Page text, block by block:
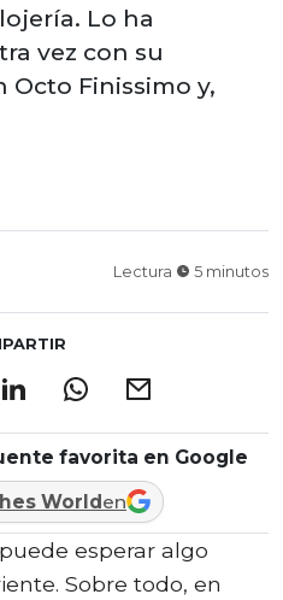
Lo ha
vez con su
Finissimo y,
Lectura 5 minutos
favorita en Google
Worlden
esperar algo
Sobre todo, en